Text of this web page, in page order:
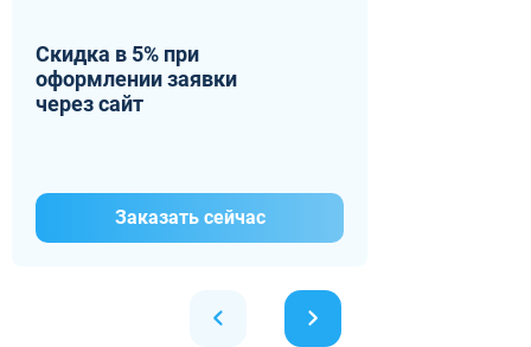
Скидка в 5% при
оформлении заявки
через сайт
Заказать сейчас